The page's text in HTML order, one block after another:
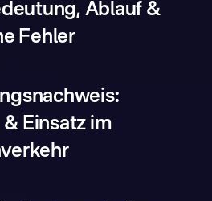
Ablauf &
Fehler
Einsatz im